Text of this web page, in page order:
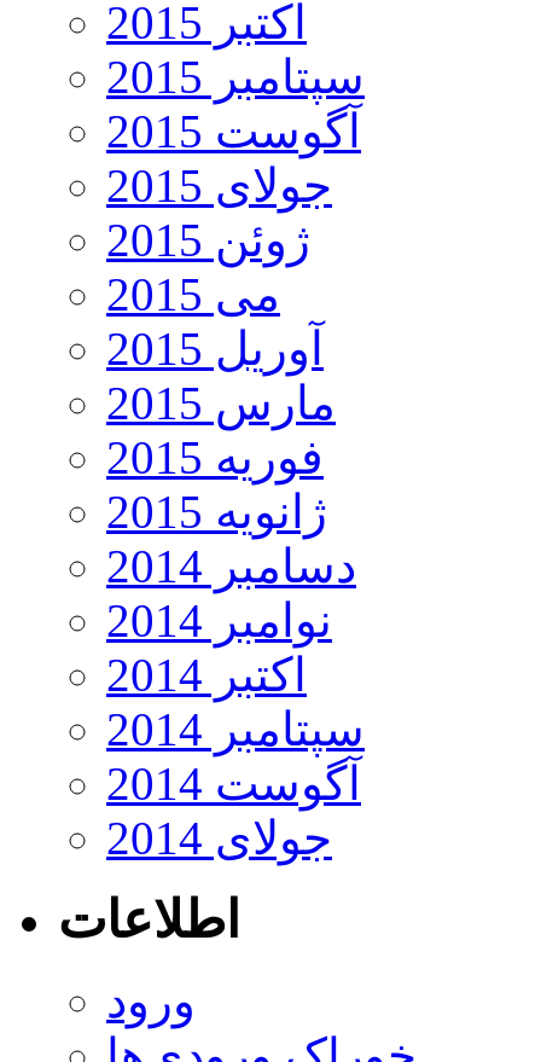
اکتبر 2015
سپتامبر 2015
آگوست 2015
جولای 2015
ژوئن 2015
می 2015
آوریل 2015
مارس 2015
فوریه 2015
ژانویه 2015
دسامبر 2014
نوامبر 2014
اکتبر 2014
سپتامبر 2014
آگوست 2014
جولای 2014
اطلاعات
ورود